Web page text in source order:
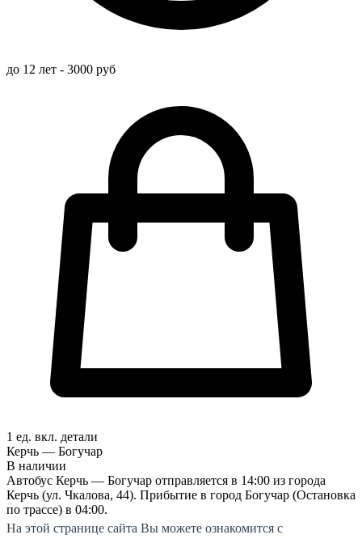
до 12 лет - 3000 руб
1 ед. вкл. детали
Керчь — Богучар
В наличии
Автобус Керчь — Богучар отправляется в 14:00 из города
Керчь (ул. Чкалова, 44). Прибытие в город Богучар (Остановка
по трассе) в 04:00.
На этой странице сайта Вы можете ознакомится с